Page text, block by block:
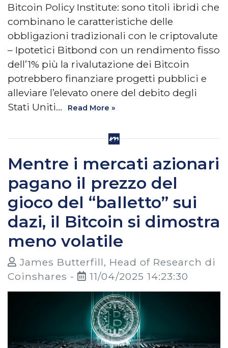
Bitcoin Policy Institute: sono titoli ibridi che
combinano le caratteristiche delle
obbligazioni tradizionali con le criptovalute
– Ipotetici Bitbond con un rendimento fisso
dell’1% più la rivalutazione dei Bitcoin
potrebbero finanziare progetti pubblici e
alleviare l’elevato onere del debito degli
Stati Uniti…
Read More »
Mentre i mercati azionari
pagano il prezzo del
gioco del “balletto” sui
dazi, il Bitcoin si dimostra
meno volatile
James Butterfill, Head of Research di
Coinshares -
11/04/2025 14:23:30